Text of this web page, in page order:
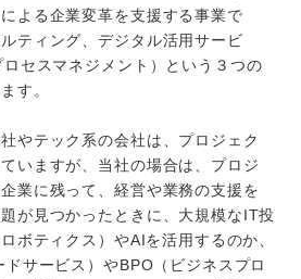
よる企業変革を支援する事業で
ティング、デジタル活用サービ
セスマネジメント）という３つの
す。
やテック系の会社は、プロジェク
いますが、当社の場合は、プロジ
業に残って、経営や業務の支援を
が見つかったときに、大規模なIT投
ボティクス）やAIを活用するのか、
サービス）やBPO（ビジネスプロ